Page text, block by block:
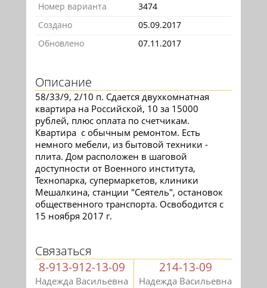
Номер варианта
3474
Создано
05.09.2017
Обновлено
07.11.2017
Описание
58/33/9, 2/10 п. Сдается двухкомнатная
квартира на Российской, 10 за 15000
рублей, плюс оплата по счетчикам.
Квартира с обычным ремонтом. Есть
немного мебели, из бытовой техники -
плита. Дом расположен в шаговой
доступности от Военного института,
Технопарка, супермаркетов, клиники
Мешалкина, станции "Сеятель", остановок
общественного транспорта. Освободится с
15 ноября 2017 г.
Связаться
8-913-912-13-09
Надежда Васильевна
214-13-09
Надежда Васильевна